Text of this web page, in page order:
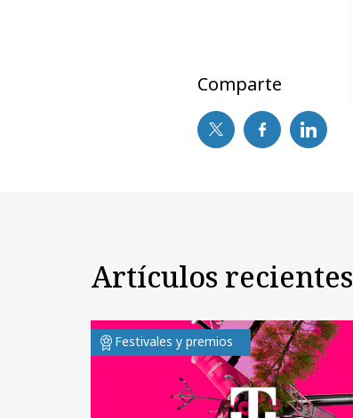
Comparte
Artículos recientes
Festivales y premios